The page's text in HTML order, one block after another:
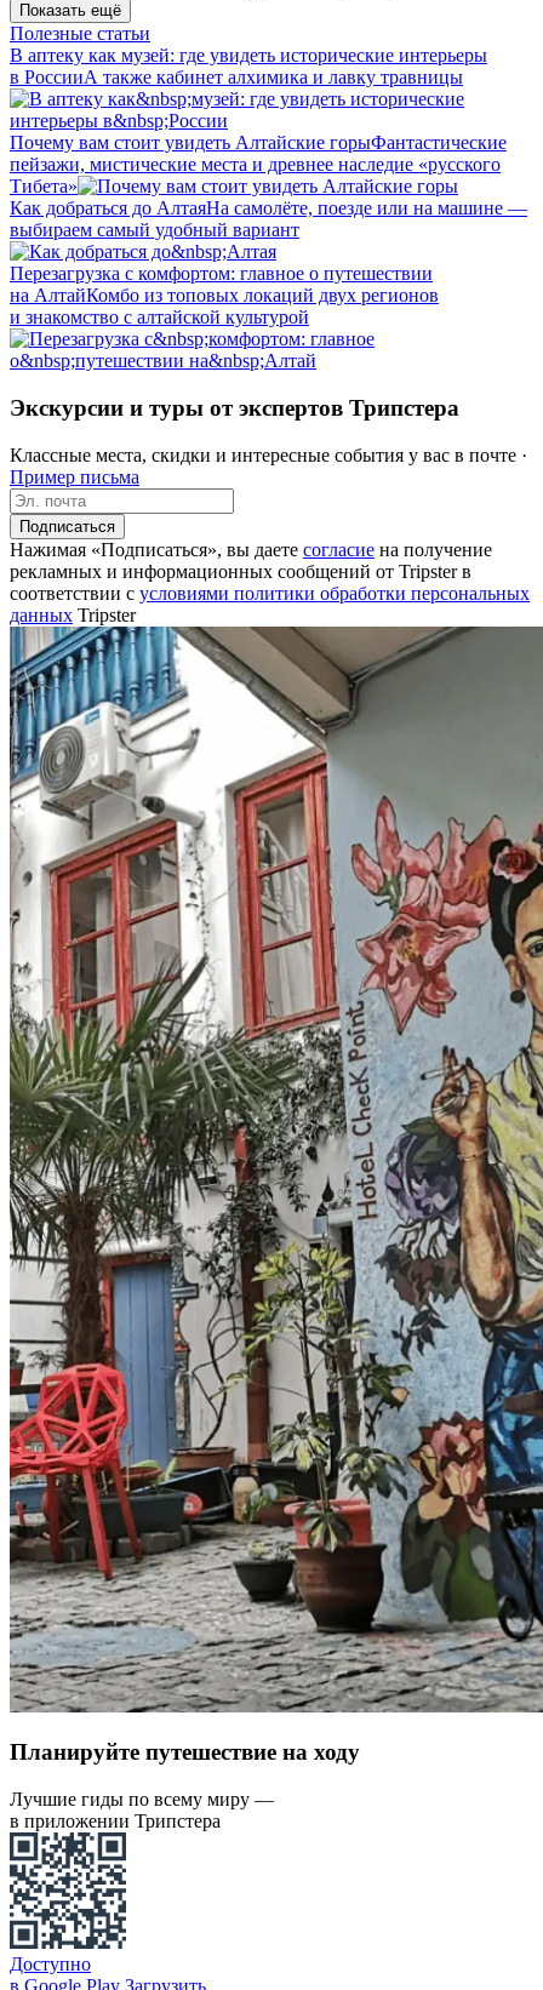
Показать ещё
Полезные статьи
В аптеку как музей: где увидеть исторические интерьеры
в РоссииА также кабинет алхимика и лавку травницы
Почему вам стоит увидеть Алтайские горыФантастические
пейзажи, мистические места и древнее наследие «русского
Тибета»
Как добраться до АлтаяНа самолёте, поезде или на машине —
выбираем самый удобный вариант
Перезагрузка с комфортом: главное о путешествии
на АлтайКомбо из топовых локаций двух регионов
и знакомство с алтайской культурой
Экскурсии и туры от экспертов Трипстера
Классные места, скидки и интересные события у вас в почте ·
Пример письма
Подписаться
Нажимая «Подписаться», вы даете согласие на получение
рекламных и информационных сообщений от Tripster в
соответствии c условиями политики обработки персональных
данных Tripster
Планируйте путешествие на ходу
Лучшие гиды по всему миру —
в приложении Трипстера
Доступно